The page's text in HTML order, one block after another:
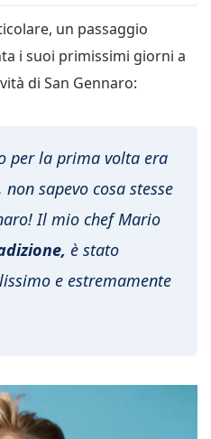
un passaggio
i suoi primissimi giorni a
di San Gennaro:
per la prima volta era
sapevo cosa stesse
Il mio chef Mario
è stato
e estremamente